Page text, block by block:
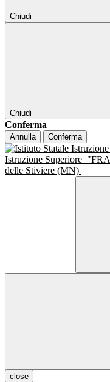
Chiudi
Chiudi
Conferma
Annulla Conferma
Istruzione Superiore
delle Stiviere (MN)
close